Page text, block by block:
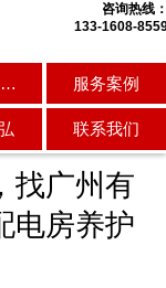
咨询热线
133-1608-
工程安装维修 服务案例
联系我们
见问题
找广州有
电房养护